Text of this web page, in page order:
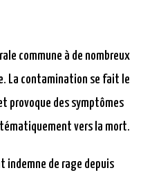
commune à de nombreux
La contamination se fait le
provoque des symptômes
vers la mort.
indemne de rage depuis